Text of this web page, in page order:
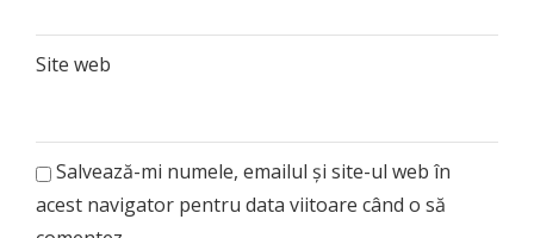
Site web
Salvează-mi numele, emailul și site-ul web în
acest navigator pentru data viitoare când o să